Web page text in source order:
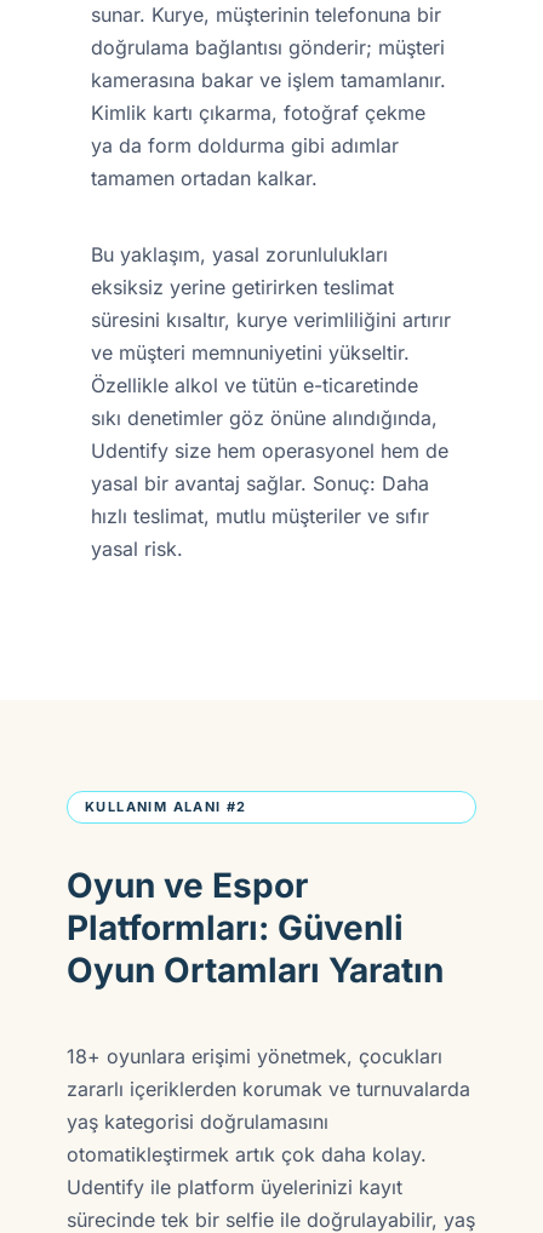
sunar. Kurye, müşterinin telefonuna bir
doğrulama bağlantısı gönderir; müşteri
kamerasına bakar ve işlem tamamlanır.
Kimlik kartı çıkarma, fotoğraf çekme
ya da form doldurma gibi adımlar
tamamen ortadan kalkar.
Bu yaklaşım, yasal zorunlulukları
eksiksiz yerine getirirken teslimat
süresini kısaltır, kurye verimliliğini artırır
ve müşteri memnuniyetini yükseltir.
Özellikle alkol ve tütün e-ticaretinde
sıkı denetimler göz önüne alındığında,
Udentify size hem operasyonel hem de
yasal bir avantaj sağlar. Sonuç: Daha
hızlı teslimat, mutlu müşteriler ve sıfır
yasal risk.
KULLANIM ALANI #2
Oyun ve Espor
Platformları: Güvenli
Oyun Ortamları Yaratın
18+ oyunlara erişimi yönetmek, çocukları
zararlı içeriklerden korumak ve turnuvalarda
yaş kategorisi doğrulamasını
otomatikleştirmek artık çok daha kolay.
Udentify ile platform üyelerinizi kayıt
sürecinde tek bir selfie ile doğrulayabilir, yaş